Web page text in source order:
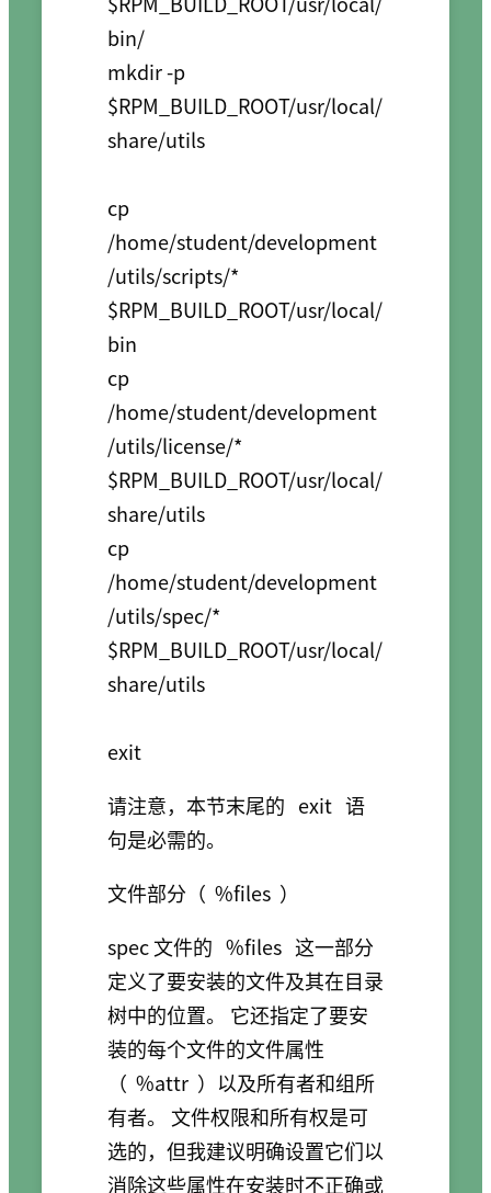
bin/
mkdir -p
$RPM_BUILD_ROOT/usr/local/
share/utils
cp
/home/student/development
/utils/scripts/*
$RPM_BUILD_ROOT/usr/local/
bin
cp
/home/student/development
/utils/license/*
$RPM_BUILD_ROOT/usr/local/
share/utils
cp
/home/student/development
/utils/spec/*
$RPM_BUILD_ROOT/usr/local/
share/utils
exit
请注意，本节末尾的 exit 语
句是必需的。
文件部分（ %files ）
spec 文件的 %files 这一部分
定义了要安装的文件及其在目录
树中的位置。 它还指定了要安
装的每个文件的文件属性
（ %attr ）以及所有者和组所
有者。 文件权限和所有权是可
选的，但我建议明确设置它们以
消除这些属性在安装时不正确或